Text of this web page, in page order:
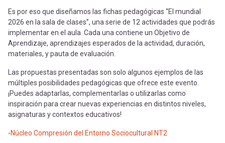
Es por eso que diseñamos las fichas pedagógicas “El mundial
2026 en la sala de clases”, una serie de 12 actividades que podrás
implementar en el aula. Cada una contiene un Objetivo de
Aprendizaje, aprendizajes esperados de la actividad, duración,
materiales, y pauta de evaluación.
Las propuestas presentadas son solo algunos ejemplos de las
múltiples posibilidades pedagógicas que ofrece este evento.
¡Puedes adaptarlas, complementarlas o utilizarlas como
inspiración para crear nuevas experiencias en distintos niveles,
asignaturas y contextos educativos!
-Núcleo Compresión del Entorno Sociocultural NT2